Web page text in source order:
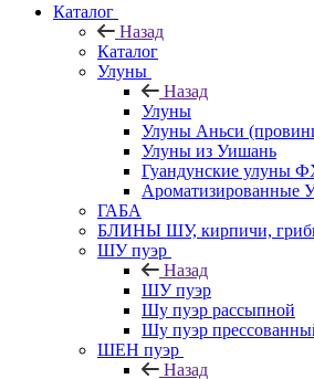
Каталог
Назад
Каталог
Улуны
Назад
Улуны
Улуны Аньси
Улуны из Уишань
Гуандунские улуны
Ароматизированные
ГАБА
БЛИНЫ ШУ, кирпичи,
ШУ пуэр
Назад
ШУ пуэр
Шу пуэр рассыпной
Шу пуэр
ШЕН пуэр
Назад